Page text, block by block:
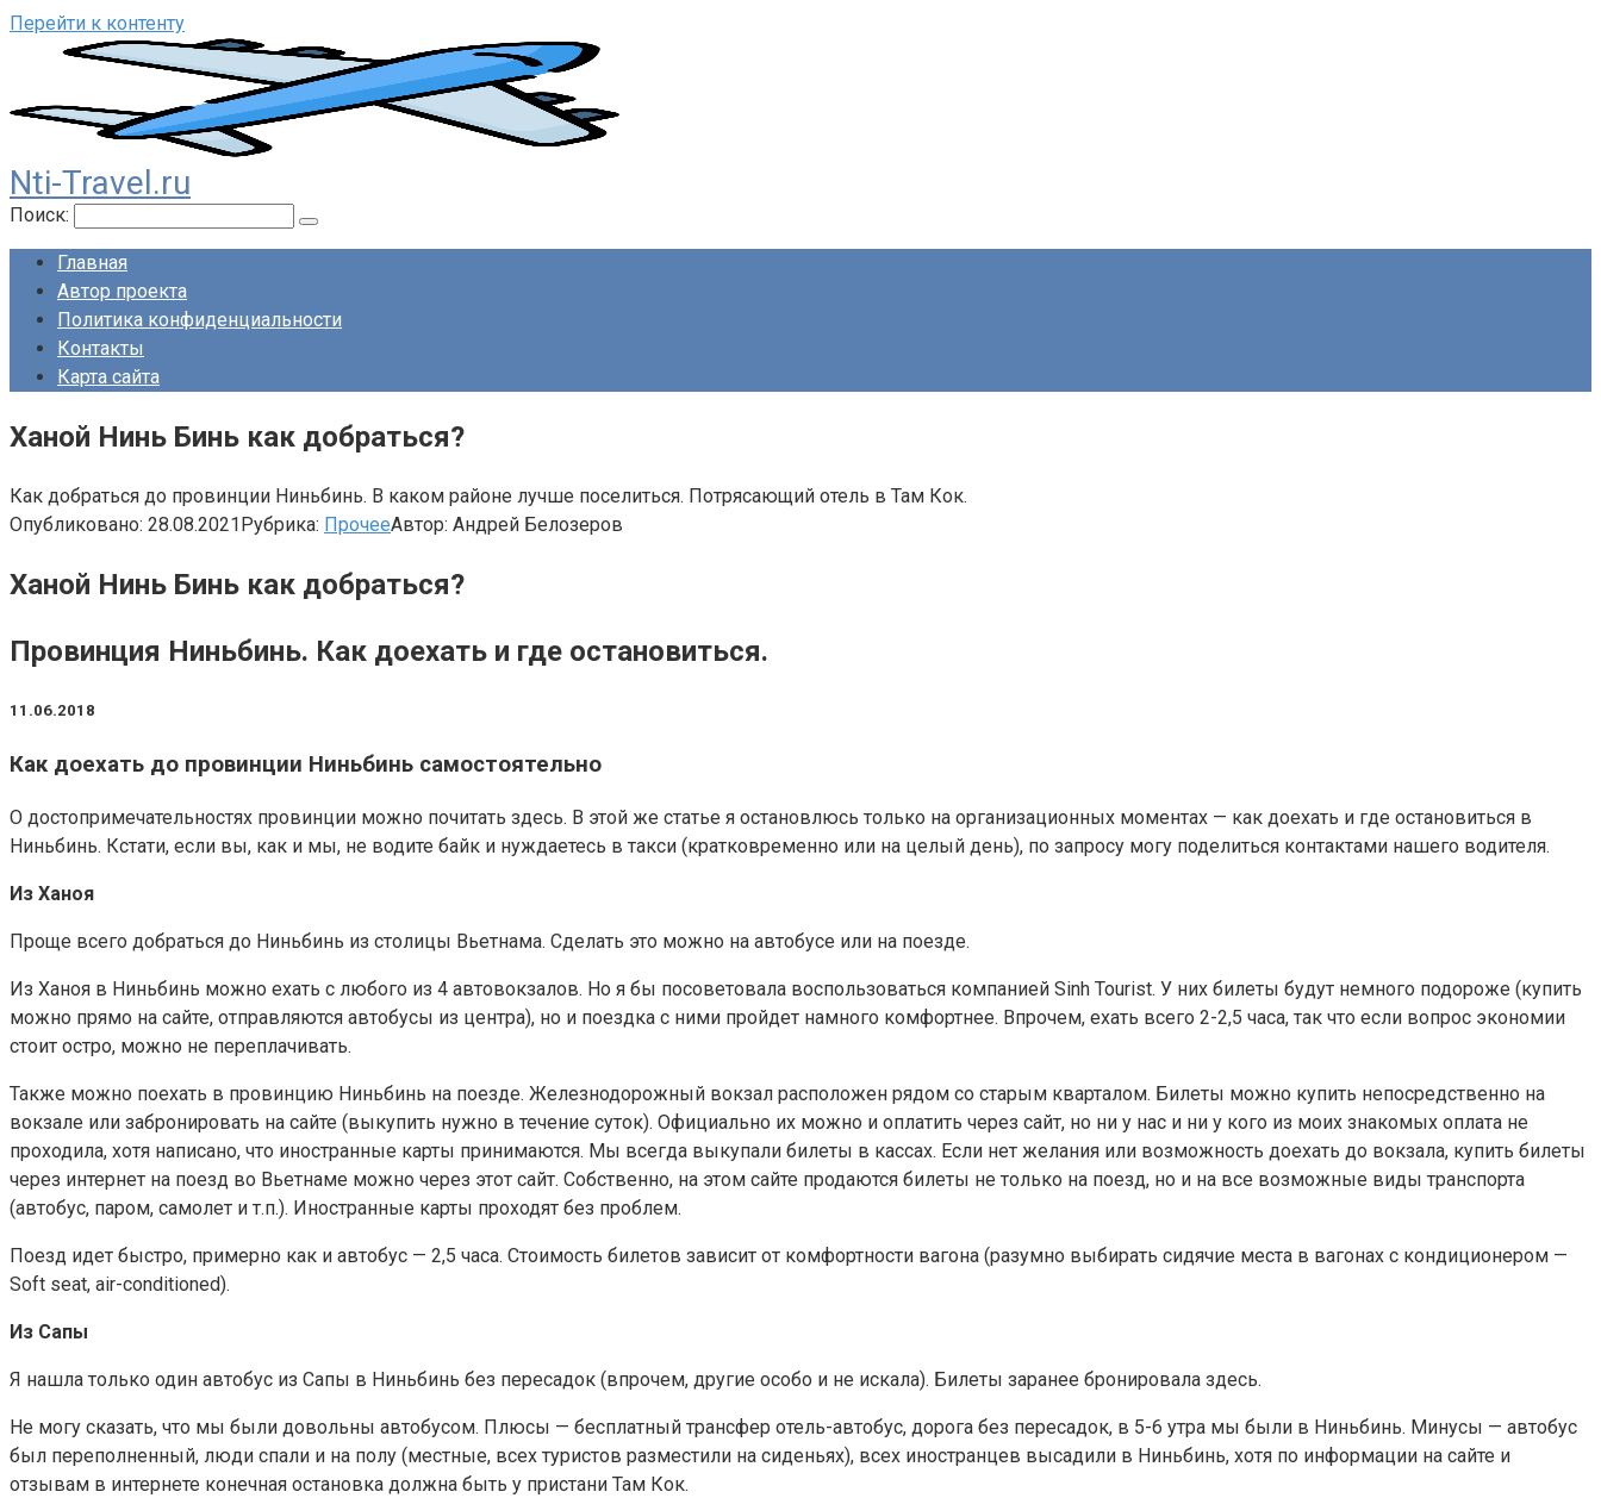
Перейти к контенту
Nti-Travel.ru
Поиск:
Главная
Автор проекта
Политика конфиденциальности
Контакты
Карта сайта
Ханой Нинь Бинь как добраться?
Как добраться до провинции Ниньбинь. В каком районе лучше поселиться. Потрясающий отель в Там Кок.
Опубликовано: 28.08.2021Рубрика: ПрочееАвтор: Андрей Белозеров
Ханой Нинь Бинь как добраться?
Провинция Ниньбинь. Как доехать и где остановиться.
11.06.2018
Как доехать до провинции Ниньбинь самостоятельно
О достопримечательностях провинции можно почитать здесь. В этой же статье я остановлюсь только на организационных моментах — как доехать и где остановиться в
Ниньбинь. Кстати, если вы, как и мы, не водите байк и нуждаетесь в такси (кратковременно или на целый день), по запросу могу поделиться контактами нашего водителя.
Из Ханоя
Проще всего добраться до Ниньбинь из столицы Вьетнама. Сделать это можно на автобусе или на поезде.
Из Ханоя в Ниньбинь можно ехать с любого из 4 автовокзалов. Но я бы посоветовала воспользоваться компанией Sinh Tourist. У них билеты будут немного подороже (купить
можно прямо на сайте, отправляются автобусы из центра), но и поездка с ними пройдет намного комфортнее. Впрочем, ехать всего 2-2,5 часа, так что если вопрос экономии
стоит остро, можно не переплачивать.
Также можно поехать в провинцию Ниньбинь на поезде. Железнодорожный вокзал расположен рядом со старым кварталом. Билеты можно купить непосредственно на
вокзале или забронировать на сайте (выкупить нужно в течение суток). Официально их можно и оплатить через сайт, но ни у нас и ни у кого из моих знакомых оплата не
проходила, хотя написано, что иностранные карты принимаются. Мы всегда выкупали билеты в кассах. Если нет желания или возможность доехать до вокзала, купить билеты
через интернет на поезд во Вьетнаме можно через этот сайт. Собственно, на этом сайте продаются билеты не только на поезд, но и на все возможные виды транспорта
(автобус, паром, самолет и т.п.). Иностранные карты проходят без проблем.
Поезд идет быстро, примерно как и автобус — 2,5 часа. Стоимость билетов зависит от комфортности вагона (разумно выбирать сидячие места в вагонах с кондиционером —
Soft seat, air-conditioned).
Из Сапы
Я нашла только один автобус из Сапы в Ниньбинь без пересадок (впрочем, другие особо и не искала). Билеты заранее бронировала здесь.
Не могу сказать, что мы были довольны автобусом. Плюсы — бесплатный трансфер отель-автобус, дорога без пересадок, в 5-6 утра мы были в Ниньбинь. Минусы — автобус
был переполненный, люди спали и на полу (местные, всех туристов разместили на сиденьях), всех иностранцев высадили в Ниньбинь, хотя по информации на сайте и
отзывам в интернете конечная остановка должна быть у пристани Там Кок.